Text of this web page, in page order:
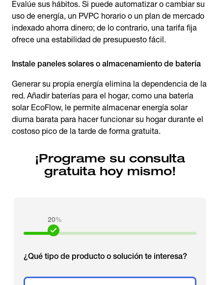
Evalúe sus hábitos. Si puede automatizar o cambiar su
uso de energía, un PVPC horario o un plan de mercado
indexado ahorra dinero; de lo contrario, una tarifa fija
ofrece una estabilidad de presupuesto fácil.
Instale paneles solares o almacenamiento de batería
Generar su propia energía elimina la dependencia de la
red. Añadir baterías para el hogar, como una batería
solar EcoFlow, le permite almacenar energía solar
diurna barata para hacer funcionar su hogar durante el
costoso pico de la tarde de forma gratuita.
¡Programe su consulta
gratuita hoy mismo!
20%
¿Qué tipo de producto o solución te interesa?